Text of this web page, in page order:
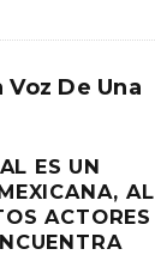
De Una
ES UN
AL
ACTORES